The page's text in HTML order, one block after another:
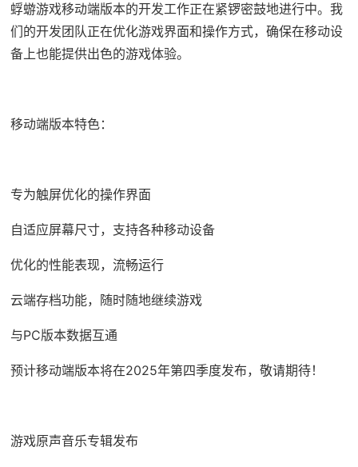
蜉蝣游戏移动端版本的开发工作正在紧锣密鼓地进行中。我
们的开发团队正在优化游戏界面和操作方式，确保在移动设
备上也能提供出色的游戏体验。
移动端版本特色：
专为触屏优化的操作界面
自适应屏幕尺寸，支持各种移动设备
优化的性能表现，流畅运行
云端存档功能，随时随地继续游戏
与PC版本数据互通
预计移动端版本将在2025年第四季度发布，敬请期待！
游戏原声音乐专辑发布